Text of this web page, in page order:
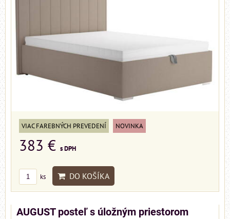
VIAC FAREBNÝCH PREVEDENÍ NOVINKA
383 € s DPH
ks DO KOŠÍKA
AUGUST posteľ s úložným priestorom